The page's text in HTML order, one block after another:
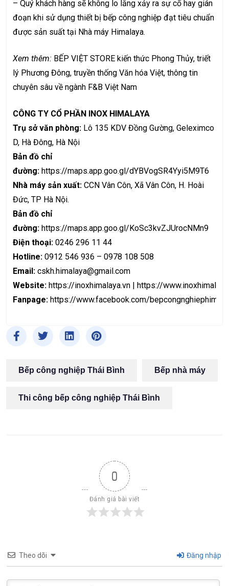
– Quý khách hàng sẽ không lo lắng xảy ra sự cố hay gián
đoạn khi sử dụng thiết bị bếp công nghiệp đạt tiêu chuẩn
được sản suất tại Nhà máy Himalaya.
Xem thêm: BẾP VIỆT STORE kiến thức Phong Thủy, triết
lý Phương Đông, truyền thống Văn hóa Việt, thông tin
chuyên sâu về ngành F&B Việt Nam
CÔNG TY CỔ PHẦN INOX HIMALAYA
Trụ sở văn phòng: Lô 135 KDV Đồng Gường, Geleximco
D, Hà Đông, Hà Nội
Bản đồ chỉ
đường: https://maps.app.goo.gl/dYBVogSR4Yyi5M9T6
Nhà máy sản xuất: CCN Vân Côn, Xã Vân Côn, H. Hoài
Đức, TP Hà Nội.
Bản đồ chỉ
đường: https://maps.app.goo.gl/KoSc3kvZJUrocNMn9
Điện thoại: 0246 296 11 44
Hotline: 0912 546 936 – 0978 108 508
Email: cskh.himalaya@gmail.com
Website: https://inoxhimalaya.vn | https://
Fanpage: https://www.facebook.com/
Bếp công nghiệp Thái Bình Bếp nhà máy
Thi công bếp công nghiệp Thái Bình
0
Đánh giá bài viết
Theo dõi Đăng nhập